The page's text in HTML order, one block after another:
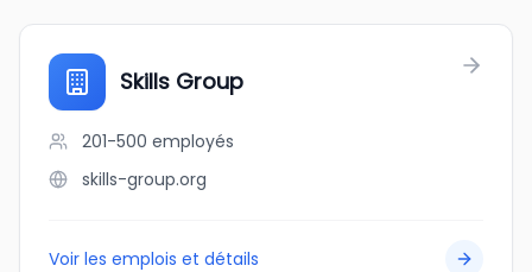
Skills Group
201-500 employés
skills-group.org
Voir les emplois et détails